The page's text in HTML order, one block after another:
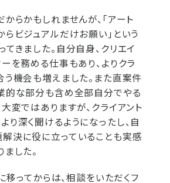
からかもしれませんが、「アート
らビジュアルだけお願い」という
てきました。自分自身、クリエイ
ーを務める仕事もあり、よりクラ
う機会も増えました。また直案件
的な部分も含め全部自分でやる
大変ではありますが、クライアント
り深く聞けるようになったし、自
決に役に立っていることも実感
した。
移ってからは、相談をいただくフ